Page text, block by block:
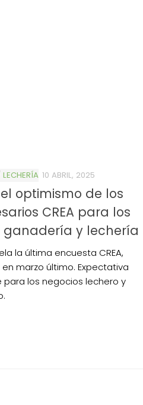
LECHERÍA 10 ABRIL, 2025
optimismo de los
CREA para los
ganadería y lechería
la última encuesta CREA,
marzo último. Expectativa
para los negocios lechero y